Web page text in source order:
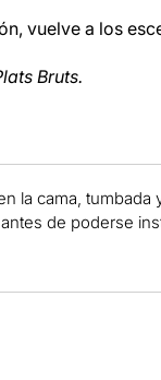
vuelve a los
Bruts.
la cama, tumbada
de poderse